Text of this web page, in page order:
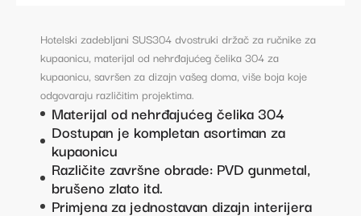
Hotelski zadebljani SUS304 dvostruki držač za ručnike za
kupaonicu, materijal od nehrđajućeg čelika 304 za
kupaonicu, savršen za dizajn vašeg doma, više boja koje
odgovaraju različitim projektima.
Materijal od nehrđajućeg čelika 304
Dostupan je kompletan asortiman za
kupaonicu
Različite završne obrade: PVD gunmetal,
brušeno zlato itd.
Primjena za jednostavan dizajn interijera